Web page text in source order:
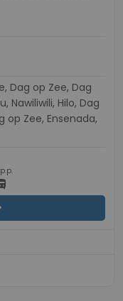
Nawiliwili, Hilo, Dag
op Zee, Ensenada,
p.p.